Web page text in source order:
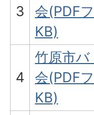
3
会(PDF
KB)
4
竹原市
会(PDF
KB)